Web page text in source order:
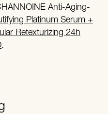
Anti-Aging-
Platinum Serum +
Retexturizing 24h
.